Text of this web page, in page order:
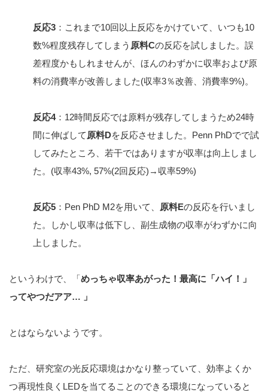
反応3 ：これまで10回以上反応をかけていて、いつも10
数%程度残存してしまう 原料Cの反応を試しました。誤
差程度かもしれませんが、ほんのわずかに収率および原
料の消費率が改善しました(収率3％改善、消費率9%)。
反応4：12時間反応では原料が残存してしまうため24時
間に伸ばして 原料Dを反応させました。Penn PhDでで試
してみたところ、若干ではありますが収率は向上しまし
た。(収率43%, 57%(2回反応)→収率59%)
反応5 ：Pen PhD M2を用いて、 原料Eの反応を行いまし
た。しかし収率は低下し、副生成物の収率がわずかに向
上しました。
というわけで、「めっちゃ収率あがった！最高に「ハイ！」
ってやつだアア… 」
とはならないようです。
ただ、研究室の光反応環境はかなり整っていて、効率よくか
つ再現性良くLEDを当てることのできる環境になっていると